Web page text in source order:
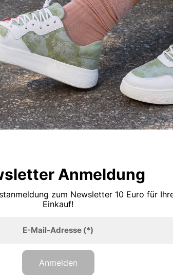
Anmeldung
zum Newsletter 10 Euro für
Einkauf!
E-Mail-Adresse(*)
Anmelden